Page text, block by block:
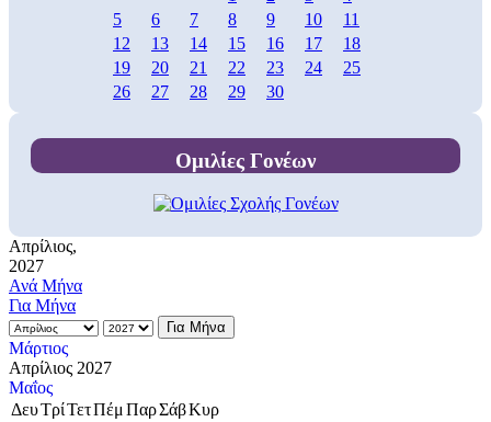
5
6 7 8 9 10
11
12
13 14 15 16 17
18
19
20 21 22 23 24
25
26
27 28 29 30
Ομιλίες Γονέων
Απρίλιος,
2027
Ανά Μήνα
Για Μήνα
Για Μήνα
Μάρτιος
Απρίλιος 2027
Μαΐος
ΔευΤρίΤετΠέμ ΠαρΣάβΚυρ